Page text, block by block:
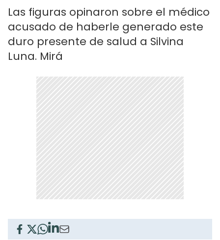
Las figuras opinaron sobre el médico
acusado de haberle generado este
duro presente de salud a Silvina
Luna. Mirá